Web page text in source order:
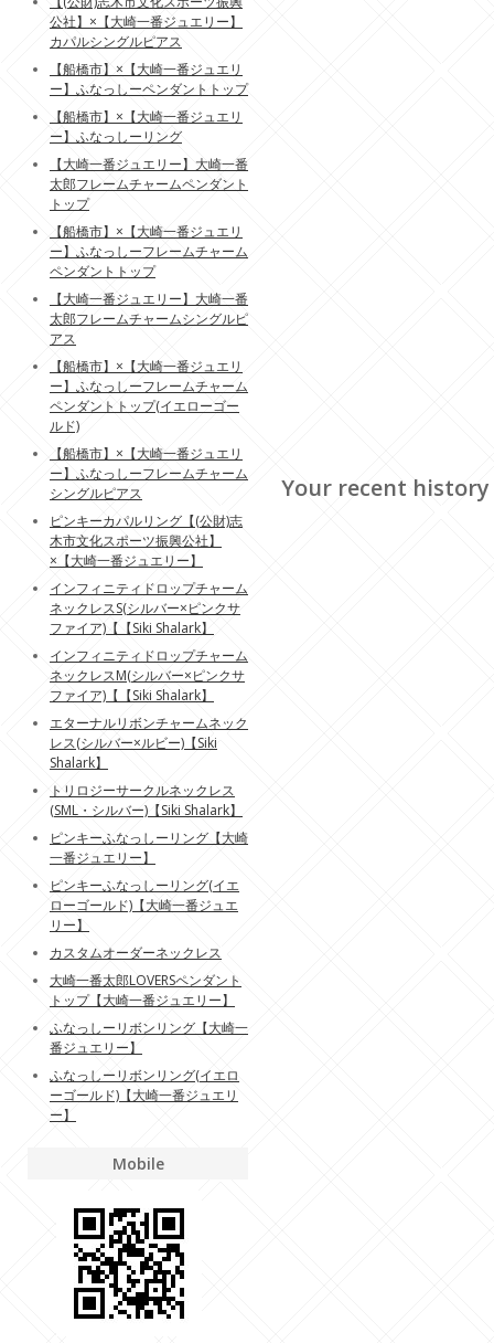
Your recent history
公社】×【大崎一番ジュエリー】
カパルシングルピアス
【船橋市】×【大崎一番ジュエリ
ー】ふなっしーペンダントトップ
【船橋市】×【大崎一番ジュエリ
ー】ふなっしーリング
【大崎一番ジュエリー】大崎一番
太郎フレームチャームペンダント
トップ
【船橋市】×【大崎一番ジュエリ
ー】ふなっしーフレームチャーム
ペンダントトップ
【大崎一番ジュエリー】大崎一番
太郎フレームチャームシングルピ
アス
【船橋市】×【大崎一番ジュエリ
ー】ふなっしーフレームチャーム
ペンダントトップ(イエローゴー
ルド)
【船橋市】×【大崎一番ジュエリ
ー】ふなっしーフレームチャーム
シングルピアス
ピンキーカパルリング【(公財)志
木市文化スポーツ振興公社】
×【大崎一番ジュエリー】
インフィニティドロップチャーム
ネックレスS(シルバー×ピンクサ
ファイア)【【Siki Shalark】
インフィニティドロップチャーム
ネックレスM(シルバー×ピンクサ
ファイア)【【Siki Shalark】
エターナルリボンチャームネック
レス(シルバー×ルビー)【Siki
Shalark】
トリロジーサークルネックレス
(SML・シルバー)【Siki Shalark】
ピンキーふなっしーリング【大崎
一番ジュエリー】
ピンキーふなっしーリング(イエ
ローゴールド)【大崎一番ジュエ
リー】
カスタムオーダーネックレス
大崎一番太郎LOVERSペンダント
トップ【大崎一番ジュエリー】
ふなっしーリボンリング【大崎一
番ジュエリー】
ふなっしーリボンリング(イエロ
ーゴールド)【大崎一番ジュエリ
ー】
Mobile